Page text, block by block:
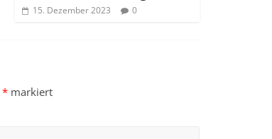
15. Dezember 2023 0
* markiert